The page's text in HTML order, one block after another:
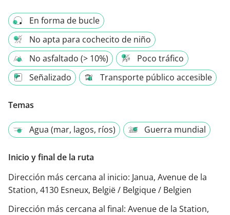
En forma de bucle
No apta para cochecito de niño
No asfaltado (> 10%)
Poco tráfico
Señalizado
Transporte público accesible
Temas
Agua (mar, lagos, ríos) Guerra mundial
Inicio y final de la ruta
Dirección más cercana al inicio: Janua, Avenue de la
Station, 4130 Esneux, België / Belgique / Belgien
Dirección más cercana al final: Avenue de la Station,